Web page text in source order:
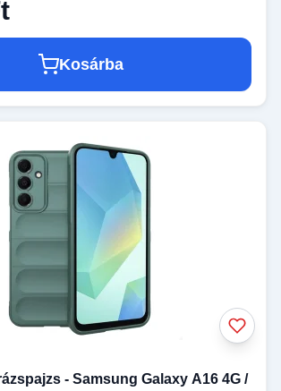
Kosárba
- Samsung Galaxy A16 4G /